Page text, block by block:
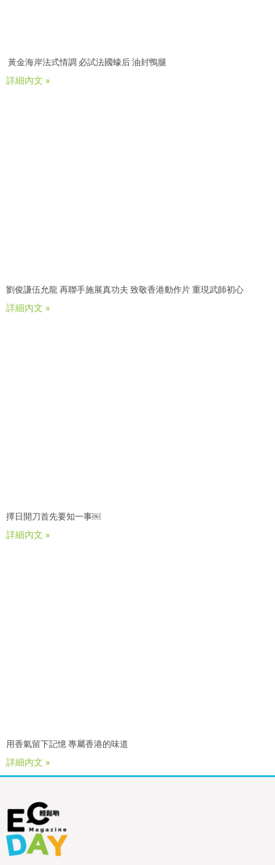
黃金海岸法式情調 必試法國蠔后 油封鴨腿
詳細內文 »
劉俊謙伍允龍 再聯手施展真功夫 致敬香港動作片 重現武師初心
詳細內文 »
擇日開刀首先要知一事￼
詳細內文 »
用香氣留下記憶 專屬香港的味道
詳細內文 »